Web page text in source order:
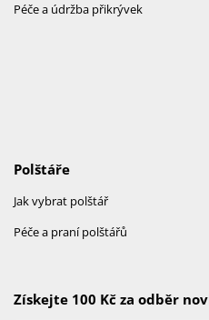
Péče a údržba přikrývek
Polštáře
Jak vybrat polštář
Péče a praní polštářů
Získejte 100 Kč za odběr